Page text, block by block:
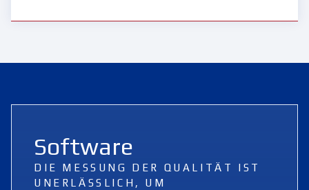
Software
DIE MESSUNG DER QUALITÄT IST
UNERLÄSSLICH, UM